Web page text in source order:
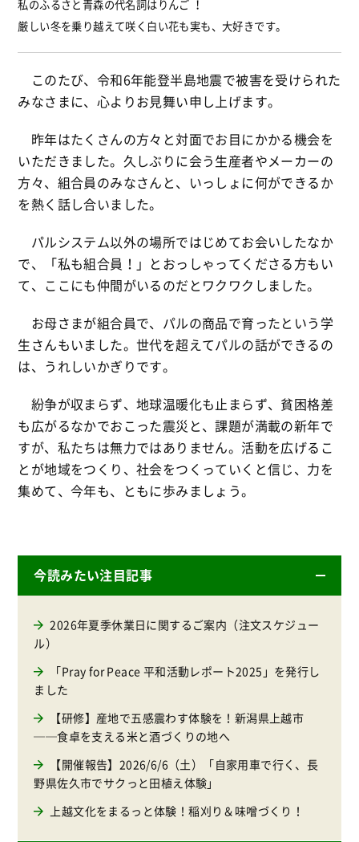
私のふるさと青森の代名詞はりんご ！
厳しい冬を乗り越えて咲く白い花も実も、大好きです。
このたび、令和6年能登半島地震で被害を受けられた
みなさまに、心よりお見舞い申し上げます。
昨年はたくさんの方々と対面でお目にかかる機会を
いただきました。久しぶりに会う生産者やメーカーの
方々、組合員のみなさんと、いっしょに何ができるか
を熱く話し合いました。
パルシステム以外の場所ではじめてお会いしたなか
で、「私も組合員！」とおっしゃってくださる方もい
て、ここにも仲間がいるのだとワクワクしました。
お母さまが組合員で、パルの商品で育ったという学
生さんもいました。世代を超えてパルの話ができるの
は、うれしいかぎりです。
紛争が収まらず、地球温暖化も止まらず、貧困格差
も広がるなかでおこった震災と、課題が満載の新年で
すが、私たちは無力ではありません。活動を広げるこ
とが地域をつくり、社会をつくっていくと信じ、力を
集めて、今年も、ともに歩みましょう。
今読みたい注目記事
2026年夏季休業日に関するご案内（注文スケジュー
ル）
「Pray for Peace 平和活動レポート2025」を発行し
ました
【研修】産地で五感震わす体験を！新潟県上越市
──食卓を支える米と酒づくりの地へ
【開催報告】2026/6/6（土）「自家用車で行く、長
野県佐久市でサクっと田植え体験」
上越文化をまるっと体験！稲刈り＆味噌づくり！